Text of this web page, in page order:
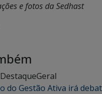
e fotos da Sedhast
DestaqueGeral
do Gestão Ativa irá